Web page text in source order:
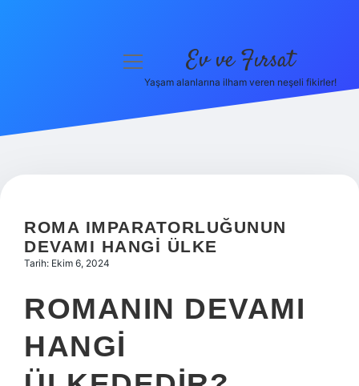
Hakkımızda
menüyü
Ev ve Fırsat
Yaşam alanlarına ilham veren neşeli fikirler!
ROMA IMPARATORLUĞUNUN
DEVAMI HANGI ÜLKE
Tarih: Ekim 6, 2024
ROMANIN DEVAMI
HANGI